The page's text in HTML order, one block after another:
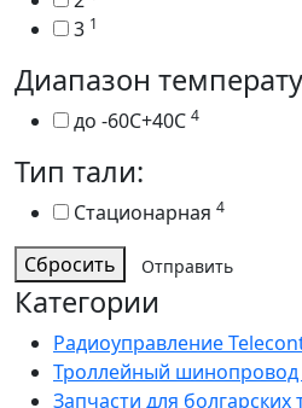
3 1
Диапазон
до -60С+40С 4
Тип тали:
Стационарная 4
Сбросить Отправить
Категории
Радиоуправление
Троллейный шинопровод
Запчасти для